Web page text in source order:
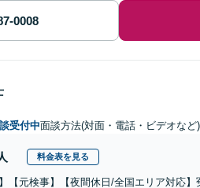
受付中面談方法(対面・電話・ビデオなど
料金表を見る
【元検事】【夜間休日/全国エリア対応